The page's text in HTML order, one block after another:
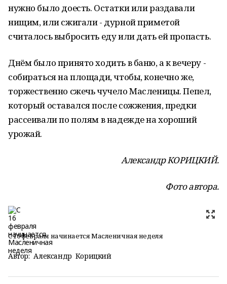
нужно было доесть. Остатки или раздавали
нищим, или сжигали - дурной приметой
считалось выбросить еду или дать ей пропасть.
Днём было принято ходить в баню, а к вечеру -
собираться на площади, чтобы, конечно же,
торжественно сжечь чучело Масленицы. Пепел,
который оставался после сожжения, предки
рассеивали по полям в надежде на хороший
урожай.
Александр КОРИЦКИЙ.
Фото автора.
С 16 февраля начинается Масленичная неделя
Автор: Александр Корицкий